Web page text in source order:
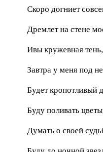
Скоро догниет
Дремлет на стене
Ивы кружевная тень,
Завтра у меня под
Будет кропотливый
Буду поливать
Думать о своей